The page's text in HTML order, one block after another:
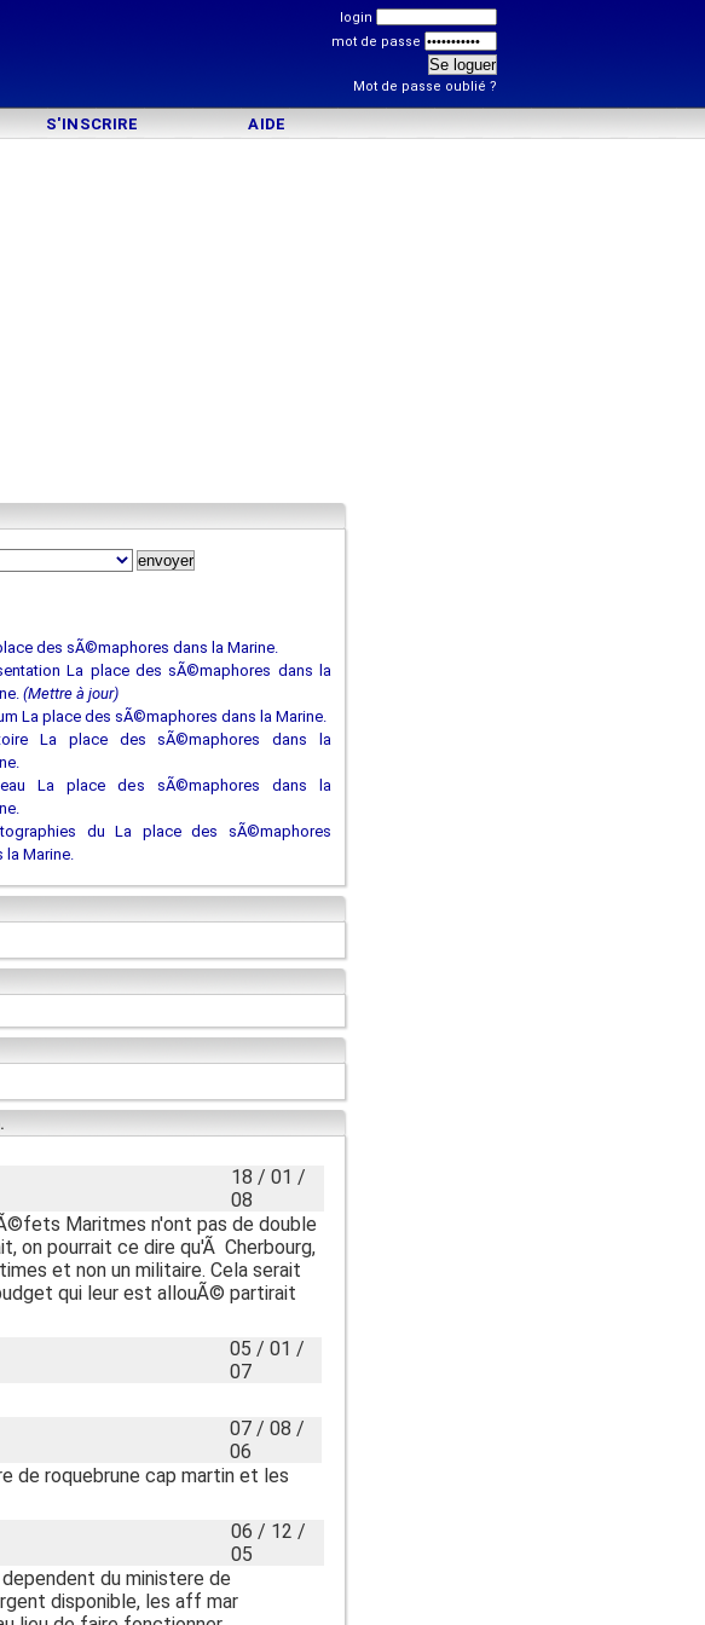
login
mot de passe
Mot de passe oublié ?
S'INSCRIRE AIDE
des sÃ©maphores dans la Marine.
La place des sÃ©maphores dans la
(Mettre à jour)
La place des sÃ©maphores dans la Marine.
La place des sÃ©maphores dans la
La place des sÃ©maphores dans la
du La place des sÃ©maphores
la Marine.
18 / 01 /
08
Maritmes n'ont pas de double
on pourrait ce dire qu'Ã Cherbourg,
et non un militaire. Cela serait
qui leur est allouÃ© partirait
05 / 01 /
07
07 / 08 /
06
de roquebrune cap martin et les
06 / 12 /
05
du ministere de
disponible, les aff mar